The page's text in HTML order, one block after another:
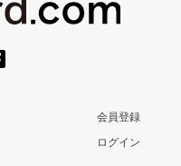
会員登録
ログイン